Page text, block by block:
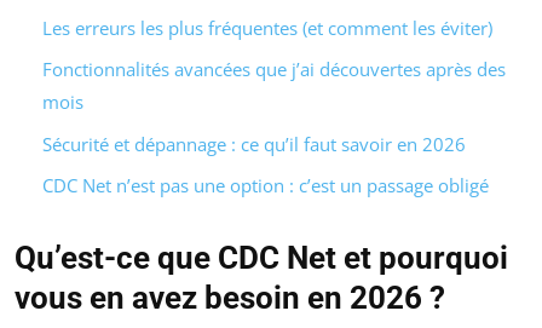
Les erreurs les plus fréquentes (et comment les éviter)
Fonctionnalités avancées que j’ai découvertes après des
mois
Sécurité et dépannage : ce qu’il faut savoir en 2026
CDC Net n’est pas une option : c’est un passage obligé
Qu’est-ce que CDC Net et pourquoi
vous en avez besoin en 2026 ?